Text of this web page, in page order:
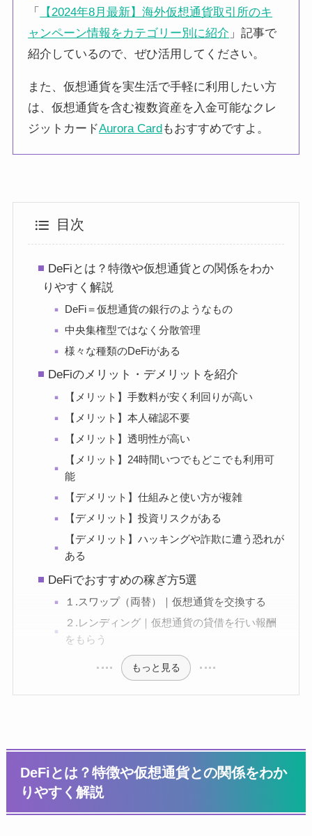
「
【2024年8月最新】海外仮想通貨取引所のキ
ャンペーン情報をカテゴリー別に紹介 」記事で
紹介しているので、ぜひ活用してください。
また、仮想通貨を実生活で手軽に利用したい方
は、仮想通貨を含む複数資産を入金可能なクレ
ジットカードAurora Cardもおすすめですよ。
目次
DeFiとは？特徴や仮想通貨との関係をわか
りやすく解説
DeFi＝仮想通貨の銀行のようなもの
中央集権型ではなく分散管理
様々な種類のDeFiがある
DeFiのメリット・デメリットを紹介
【メリット】手数料が安く利回りが高い
【メリット】本人確認不要
【メリット】透明性が高い
【メリット】24時間いつでもどこでも利用可
能
【デメリット】仕組みと使い方が複雑
【デメリット】投資リスクがある
【デメリット】ハッキングや詐欺に遭う恐れが
ある
DeFiでおすすめの稼ぎ方5選
１.スワップ（両替）｜仮想通貨を交換する
２.レンディング｜仮想通貨の貸借を行い報酬
をもらう
もっと見る
DeFiとは？特徴や仮想通貨との関係をわか
りやすく解説